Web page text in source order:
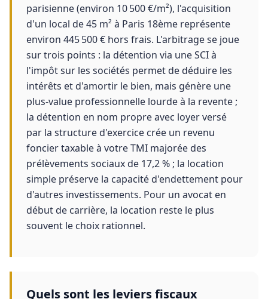
parisienne (environ 10 500 €/m²), l'acquisition
d'un local de 45 m² à Paris 18ème représente
environ 445 500 € hors frais. L'arbitrage se joue
sur trois points : la détention via une SCI à
l'impôt sur les sociétés permet de déduire les
intérêts et d'amortir le bien, mais génère une
plus-value professionnelle lourde à la revente ;
la détention en nom propre avec loyer versé
par la structure d'exercice crée un revenu
foncier taxable à votre TMI majorée des
prélèvements sociaux de 17,2 % ; la location
simple préserve la capacité d'endettement pour
d'autres investissements. Pour un avocat en
début de carrière, la location reste le plus
souvent le choix rationnel.
Quels sont les leviers fiscaux